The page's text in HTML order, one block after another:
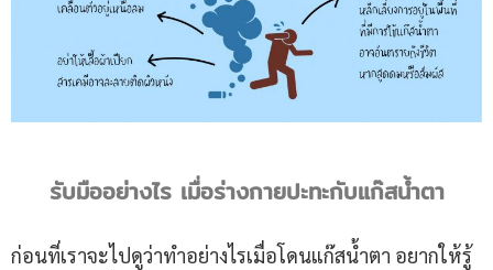
รับมืออย่างไร เมื่อร่างกายปะทะกับแก๊สน้ำตา
ก่อนที่เราจะไปดูว่าทำอย่างไรเมื่อโดนแก๊สน้ำตา อยากให้รู้